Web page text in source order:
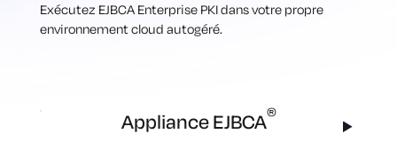
Exécutez EJBCA Enterprise PKI dans votre propre
environnement cloud autogéré.
Appliance EJBCA®